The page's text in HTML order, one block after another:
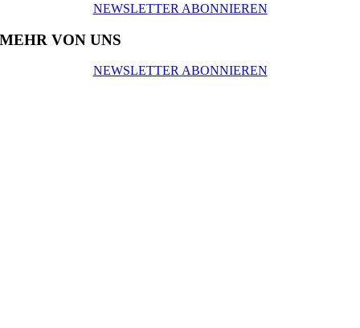
NEWSLETTER ABONNIEREN
MEHR VON UNS
NEWSLETTER ABONNIEREN